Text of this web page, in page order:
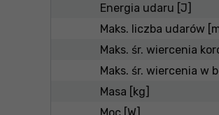
Energia udaru [J]
Maks. liczba udarów
Maks. śr. wiercenia
Maks. śr. wiercenia w
Masa [kg]
Moc [W]